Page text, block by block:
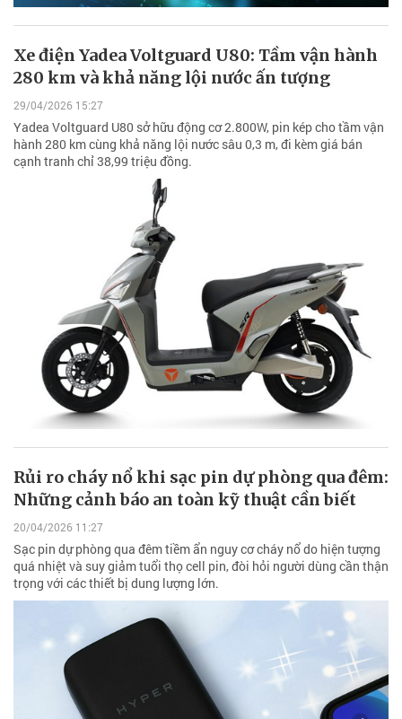
Xe điện Yadea Voltguard U80: Tầm vận hành
280 km và khả năng lội nước ấn tượng
29/04/2026 15:27
Yadea Voltguard U80 sở hữu động cơ 2.800W, pin kép cho tầm vận
hành 280 km cùng khả năng lội nước sâu 0,3 m, đi kèm giá bán
cạnh tranh chỉ 38,99 triệu đồng.
Rủi ro cháy nổ khi sạc pin dự phòng qua đêm:
Những cảnh báo an toàn kỹ thuật cần biết
20/04/2026 11:27
Sạc pin dự phòng qua đêm tiềm ẩn nguy cơ cháy nổ do hiện tượng
quá nhiệt và suy giảm tuổi thọ cell pin, đòi hỏi người dùng cần thận
trọng với các thiết bị dung lượng lớn.